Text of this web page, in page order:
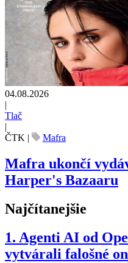
04.08.2026
|
Tlač
|
ČTK | Mafra
Mafra ukončí
Harper's Bazaaru
Najčítanejšie
1. Agenti AI od
vytvárali falošné